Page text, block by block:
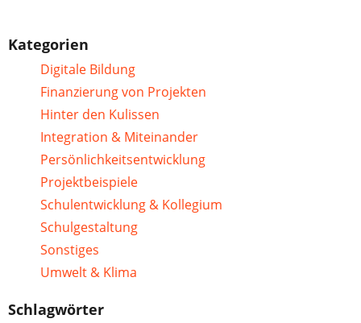
Kategorien
Digitale Bildung
Finanzierung von Projekten
Hinter den Kulissen
Integration & Miteinander
Persönlichkeitsentwicklung
Projektbeispiele
Schulentwicklung & Kollegium
Schulgestaltung
Sonstiges
Umwelt & Klima
Schlagwörter